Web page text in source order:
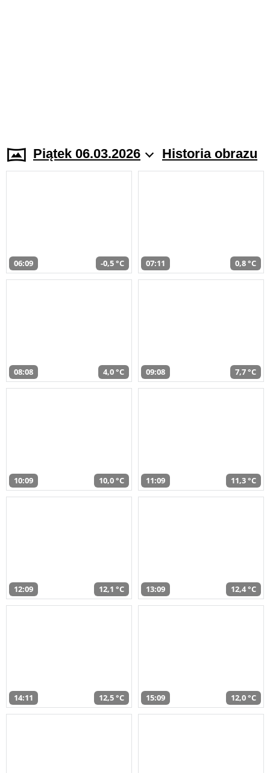
Piątek 06.03.2026 Historia obrazu
06:09 -0,5 °C 07:11 0,8 °C
08:08 4,0 °C 09:08 7,7 °C
10:09 10,0 °C 11:09 11,3 °C
12:09 12,1 °C 13:09 12,4 °C
14:11 12,5 °C 15:09 12,0 °C